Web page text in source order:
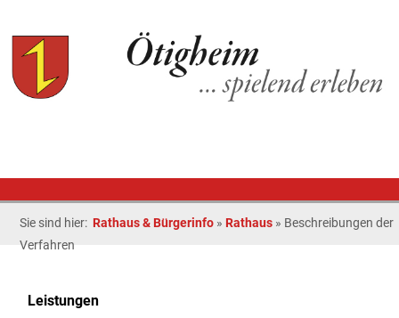
Sie sind hier: Rathaus & Bürgerinfo » Rathaus » Beschreibungen der
Verfahren
Leistungen